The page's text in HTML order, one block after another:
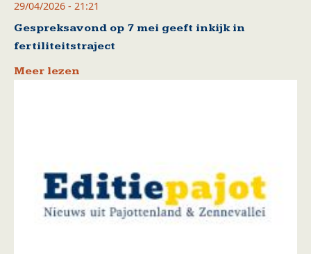
29/04/2026 - 21:21
Gespreksavond op 7 mei geeft inkijk in
fertiliteitstraject
Meer lezen